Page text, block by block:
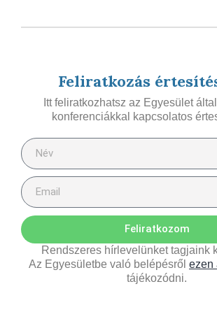
Feliratkozás
Itt feliratkozhatsz az Egyesület
konferenciákkal kapcsolatos
Feliratkozom
Rendszeres hírlevelünket tagjaink
Az Egyesületbe való belépésről ezen
tájékozódni.